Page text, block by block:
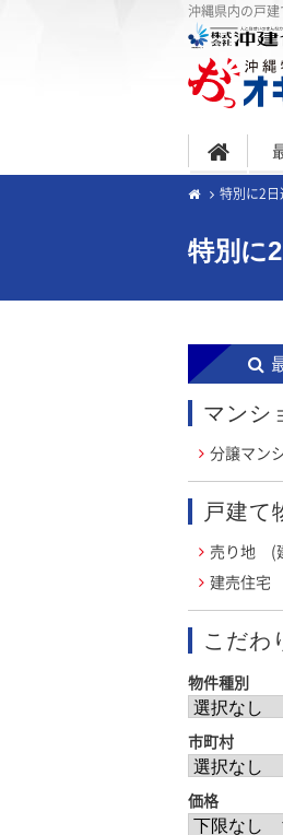
沖縄県内の戸
特別に2
特別に
マンシ
分譲マン
戸建て
売り地 (
建売住宅
こだわ
物件種別
市町村
価格